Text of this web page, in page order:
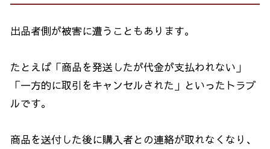
出品者側が被害に遭うこともあります。
たとえば「商品を発送したが代金が支払われない」
「一方的に取引をキャンセルされた」といったトラブ
ルです。
商品を送付した後に購入者との連絡が取れなくなり、